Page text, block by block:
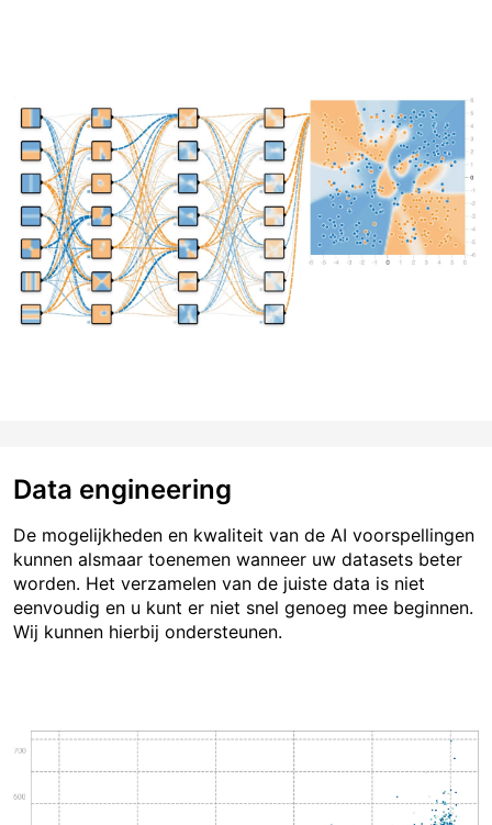
Data engineering
De mogelijkheden en kwaliteit van de AI voorspellingen
kunnen alsmaar toenemen wanneer uw datasets beter
worden. Het verzamelen van de juiste data is niet
eenvoudig en u kunt er niet snel genoeg mee beginnen.
Wij kunnen hierbij ondersteunen.